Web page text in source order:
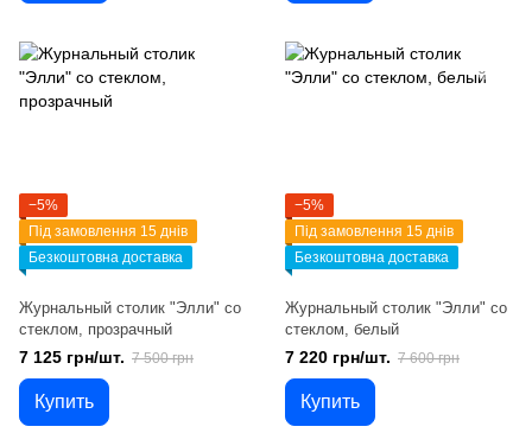
−5%
Під замовлення 15 днів
Безкоштовна доставка
Журнальный столик "Элли" со
стеклом, прозрачный
7 125 грн/шт. 7 500 грн
Купить
−5%
Під замовлення 15 днів
Безкоштовна доставка
Журнальный столик "Элли" со
стеклом, белый
7 220 грн/шт. 7 600 грн
Купить